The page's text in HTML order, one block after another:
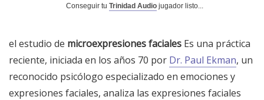
Conseguir tu Trinidad Audio jugador listo...
el estudio de microexpresiones faciales Es una práctica
reciente, iniciada en los años 70 por Dr. Paul Ekman, un
reconocido psicólogo especializado en emociones y
expresiones faciales, analiza las expresiones faciales